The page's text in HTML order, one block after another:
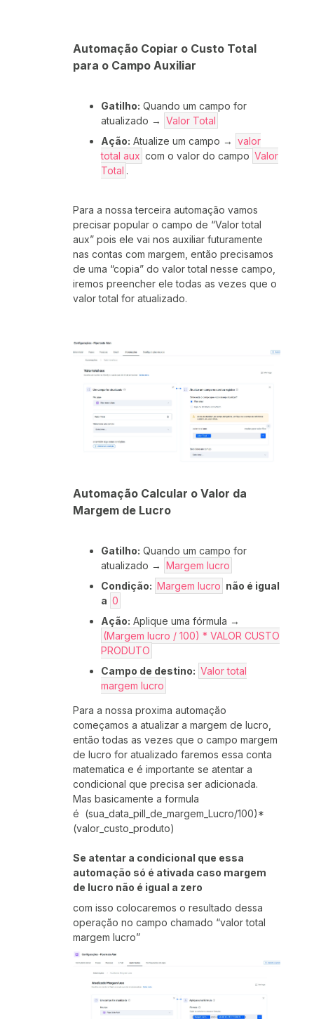
Automação Copiar o Custo Total
para o Campo Auxiliar
Gatilho: Quando um campo for
atualizado → Valor Total
Ação: Atualize um campo → valor
total aux com o valor do campo Valor
Total .
Para a nossa terceira automação vamos
precisar popular o campo de “Valor total
aux” pois ele vai nos auxiliar futuramente
nas contas com margem, então precisamos
de uma “copia” do valor total nesse campo,
iremos preencher ele todas as vezes que o
valor total for atualizado.
Automação Calcular o Valor da
Margem de Lucro
Gatilho: Quando um campo for
atualizado → Margem lucro
Condição: Margem lucro não é igual
a 0
Ação: Aplique uma fórmula →
(Margem lucro / 100) * VALOR CUSTO
PRODUTO
Campo de destino: Valor total
margem lucro
Para a nossa proxima automação
começamos a atualizar a margem de lucro,
então todas as vezes que o campo margem
de lucro for atualizado faremos essa conta
matematica e é importante se atentar a
condicional que precisa ser adicionada.
Mas basicamente a formula
é (sua_data_pill_de_margem_Lucro/100)*
(valor_custo_produto)
Se atentar a condicional que essa
automação só é ativada caso margem
de lucro não é igual a zero
com isso colocaremos o resultado dessa
operação no campo chamado “valor total
margem lucro”